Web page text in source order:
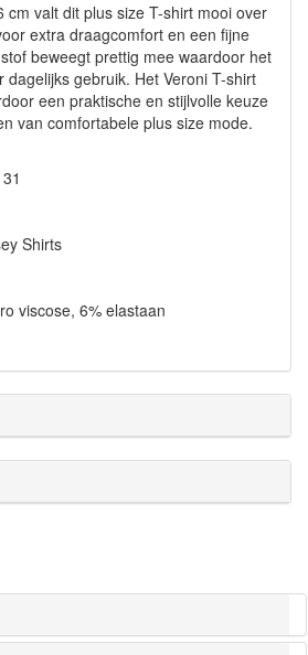
cm valt dit plus size T-shirt mooi over
extra draagcomfort en een fijne
beweegt prettig mee waardoor het
dagelijks gebruik. Het Veroni T-shirt
een praktische en stijlvolle keuze
van comfortabele plus size mode.
Shirts
viscose, 6% elastaan